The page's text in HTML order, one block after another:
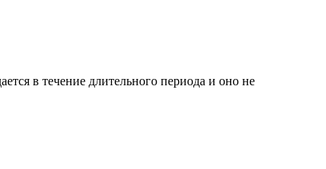
в течение длительного периода и оно не